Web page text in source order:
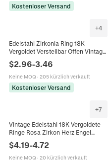
Kostenloser Versand
+4
Edelstahl Zirkonia Ring 18K
Vergoldet Verstellbar Offen Vintage
$2.96-3.46
Keine MOQ · 205 kürzlich verkauft
Kostenloser Versand
+7
Vintage Edelstahl 18K Vergoldete
Ringe Rosa Zirkon Herz Engel
Cupid Relief Stern Gravur Blessing
Frauen Schmuck
$4.19-4.72
Keine MOQ · 20 kürzlich verkauft